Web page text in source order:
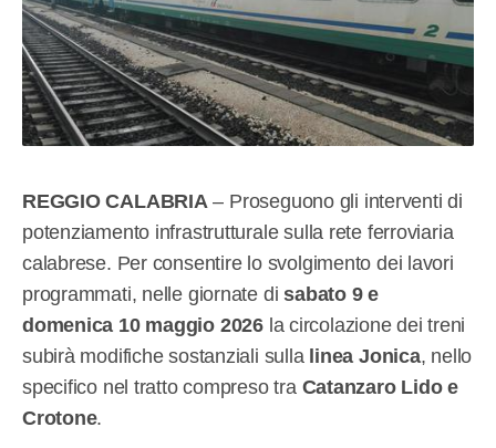
REGGIO CALABRIA – Proseguono gli interventi di
potenziamento infrastrutturale sulla rete ferroviaria
calabrese. Per consentire lo svolgimento dei lavori
programmati, nelle giornate disabato 9 e
domenica 10 maggio 2026la circolazione dei treni
subirà modifiche sostanziali sulla linea Jonica, nello
specifico nel tratto compreso tra Catanzaro Lido e
Crotone.